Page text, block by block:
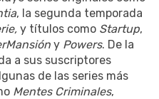
, la segunda temporada
y títulos como Startup,
y Powers. De la
a sus suscriptores
de las series más
Mentes Criminales,